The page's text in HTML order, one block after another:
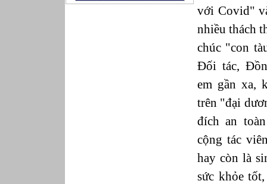
với Covid"
nhiều thách
chúc "con
Đối tác,
em gần xa,
trên "đại
đích an
cộng tác
hay còn là
sức khỏe